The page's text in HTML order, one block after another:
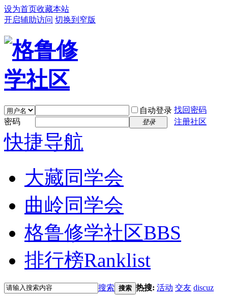
设为首页收藏本站
开启辅助访问 切换到窄版
自动登录 找回密码
密码
登录 注册社区
快捷导航
大藏同学会
曲岭同学会
格鲁修学社区BBS
排行榜Ranklist
搜索 搜索 热搜: 活动 交友 discuz